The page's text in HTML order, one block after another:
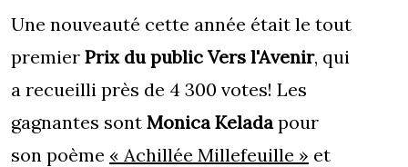
Une nouveauté cette année était le tout
premier Prix du public Vers l'Avenir, qui
a recueilli près de 4 300 votes! Les
gagnantes sont Monica Keladapour
son poème « Achillée Millefeuille » et